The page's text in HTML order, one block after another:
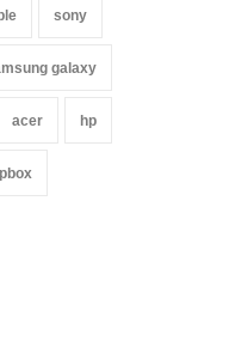
sony
galaxy
acer hp